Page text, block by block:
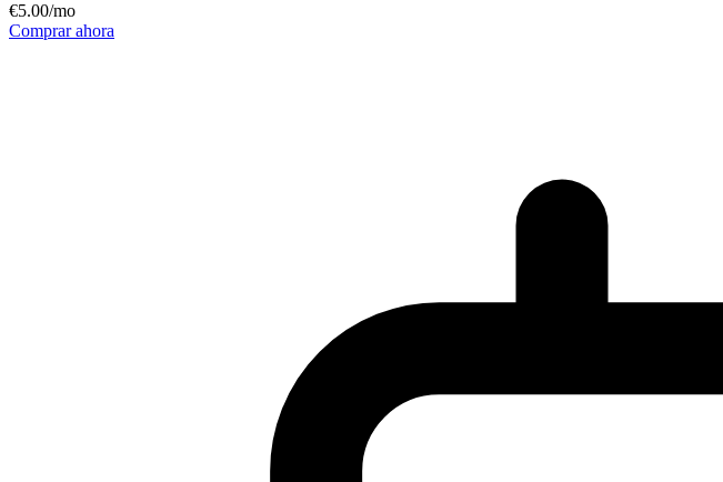
€5.00/mo
Comprar ahora